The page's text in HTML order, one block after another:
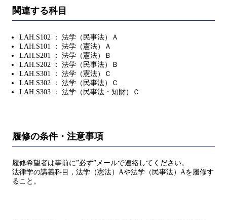
関連する科目
LAH.S102 ： 法学（民事法）Ａ
LAH.S101 ： 法学（憲法）Ａ
LAH.S201 ： 法学（憲法）Ｂ
LAH.S202 ： 法学（民事法）Ｂ
LAH.S301 ： 法学（憲法）Ｃ
LAH.S302 ： 法学（民事法）Ｃ
LAH.S303 ： 法学（民事法・知財）Ｃ
履修の条件・注意事項
履修希望者は事前に”必ず”メールで連絡してください。
法律学の講義科目，法学（憲法）Aや法学（民事法）Aを履修す
ること。